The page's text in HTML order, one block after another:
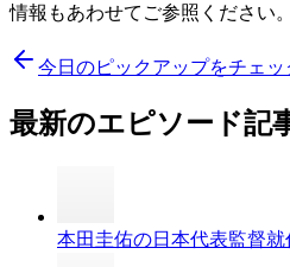
情報もあわせてご参照ください。
今日のピックアップをチェッ
最新のエピソード記
本田圭佑の日本代表監督